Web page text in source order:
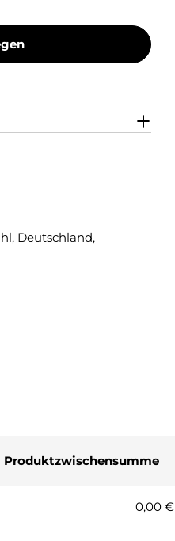
Ersetzt C-
(111310)
Deutschland,
Produktzwischensumme
0,00 €